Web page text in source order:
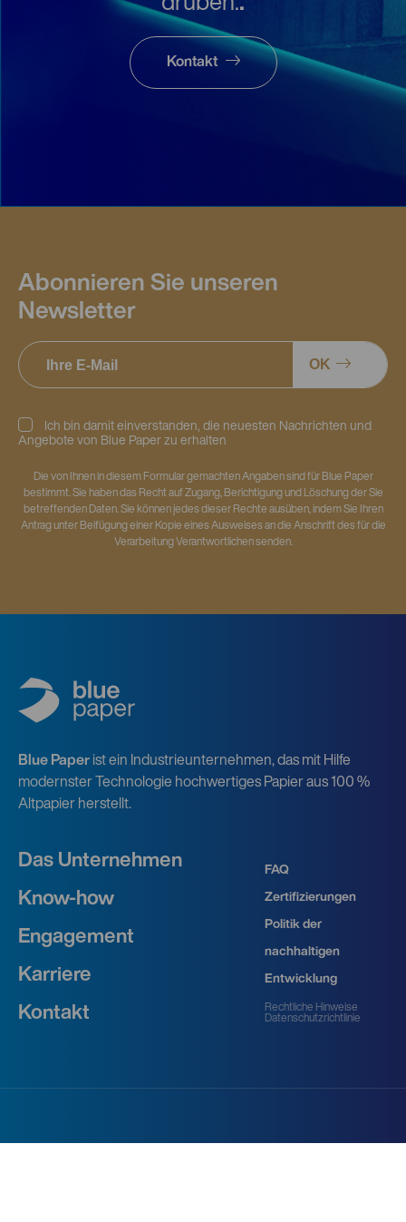
Kontakt
Abonnieren Sie unseren
Newsletter
OK
Ich bin damit einverstanden, die neuesten Nachrichten und
Angebote von Blue Paper zu erhalten
Die von Ihnen in diesem Formular gemachten Angaben sind für Blue Paper
bestimmt. Sie haben das Recht auf Zugang, Berichtigung und Löschung der Sie
betreffenden Daten. Sie können jedes dieser Rechte ausüben, indem Sie Ihren
Antrag unter Beifügung einer Kopie eines Ausweises an die Anschrift des für die
Verarbeitung Verantwortlichen senden.
Blue Paper ist ein Industrieunternehmen, das mit Hilfe
modernster Technologie hochwertiges Papier aus 100 %
Altpapier herstellt.
Das Unternehmen
Know-how
Engagement
Karriere
Kontakt
FAQ
Zertifizierungen
Politik der
nachhaltigen
Entwicklung
Rechtliche Hinweise
Datenschutzrichtlinie